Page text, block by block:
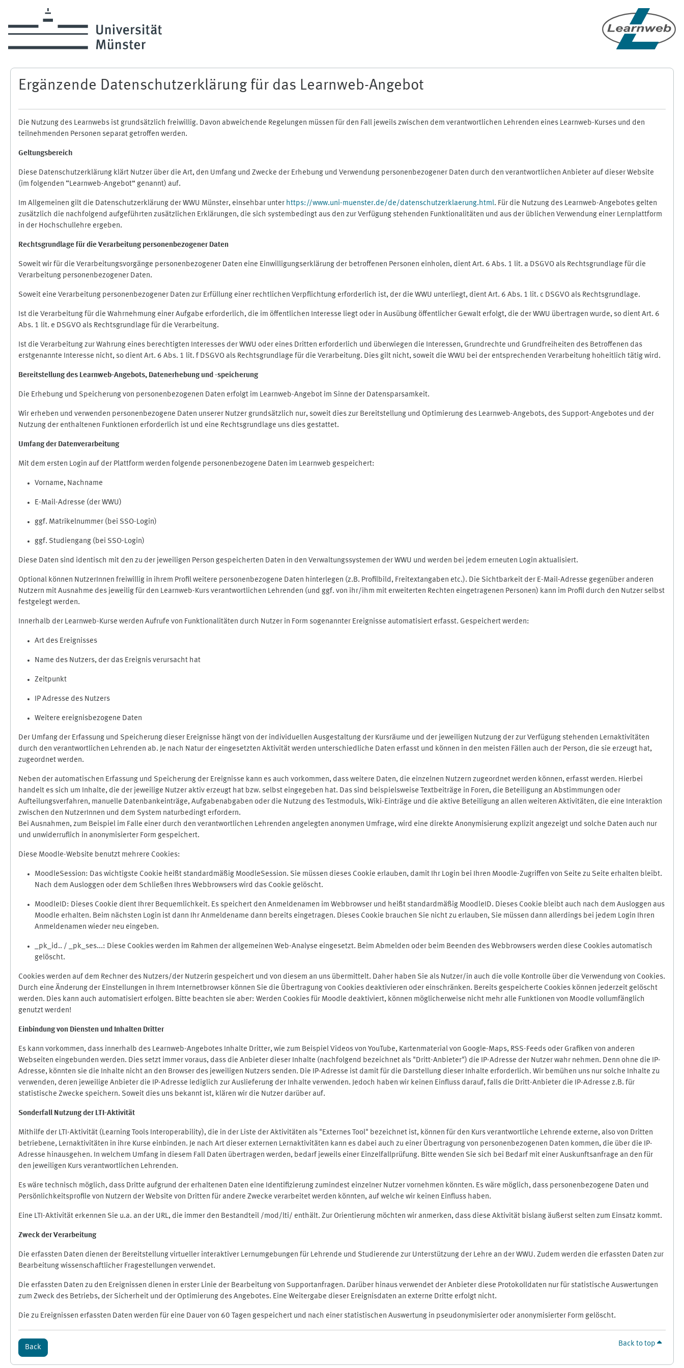
Ergänzende Datenschutzerklärung für das Learnweb-Angebot
Die Nutzung des Learnwebs ist grundsätzlich freiwillig. Davon abweichende Regelungen müssen für den Fall jeweils zwischen dem verantwortlichen Lehrenden eines Learnweb-Kurses und den
teilnehmenden Personen separat getroffen werden.
Geltungsbereich
Diese Datenschutzerklärung klärt Nutzer über die Art, den Umfang und Zwecke der Erhebung und Verwendung personenbezogener Daten durch den verantwortlichen Anbieter auf dieser Website
(im folgenden “Learnweb-Angebot” genannt) auf.
Im Allgemeinen gilt die Datenschutzerklärung der WWU Münster, einsehbar unter https://www.uni-muenster.de/de/datenschutzerklaerung.html. Für die Nutzung des Learnweb-Angebotes gelten
zusätzlich die nachfolgend aufgeführten zusätzlichen Erklärungen, die sich systembedingt aus den zur Verfügung stehenden Funktionalitäten und aus der üblichen Verwendung einer Lernplattform
in der Hochschullehre ergeben.
Rechtsgrundlage für die Verarbeitung personenbezogener Daten
Soweit wir für die Verarbeitungsvorgänge personenbezogener Daten eine Einwilligungserklärung der betroffenen Personen einholen, dient Art. 6 Abs. 1 lit. a DSGVO als Rechtsgrundlage für die
Verarbeitung personenbezogener Daten.
Soweit eine Verarbeitung personenbezogener Daten zur Erfüllung einer rechtlichen Verpflichtung erforderlich ist, der die WWU unterliegt, dient Art. 6 Abs. 1 lit. c DSGVO als Rechtsgrundlage.
Ist die Verarbeitung für die Wahrnehmung einer Aufgabe erforderlich, die im öffentlichen Interesse liegt oder in Ausübung öffentlicher Gewalt erfolgt, die der WWU übertragen wurde, so dient Art. 6
Abs. 1 lit. e DSGVO als Rechtsgrundlage für die Verarbeitung.
Ist die Verarbeitung zur Wahrung eines berechtigten Interesses der WWU oder eines Dritten erforderlich und überwiegen die Interessen, Grundrechte und Grundfreiheiten des Betroffenen das
erstgenannte Interesse nicht, so dient Art. 6 Abs. 1 lit. f DSGVO als Rechtsgrundlage für die Verarbeitung. Dies gilt nicht, soweit die WWU bei der entsprechenden Verarbeitung hoheitlich tätig wird.
Bereitstellung des Learnweb-Angebots, Datenerhebung und -speicherung
Die Erhebung und Speicherung von personenbezogenen Daten erfolgt im Learnweb-Angebot im Sinne der Datensparsamkeit.
Wir erheben und verwenden personenbezogene Daten unserer Nutzer grundsätzlich nur, soweit dies zur Bereitstellung und Optimierung des Learnweb-Angebots, des Support-Angebotes und der
Nutzung der enthaltenen Funktionen erforderlich ist und eine Rechtsgrundlage uns dies gestattet.
Umfang der Datenverarbeitung
Mit dem ersten Login auf der Plattform werden folgende personenbezogene Daten im Learnweb gespeichert:
Vorname, Nachname
E-Mail-Adresse (der WWU)
ggf. Matrikelnummer (bei SSO-Login)
ggf. Studiengang (bei SSO-Login)
Diese Daten sind identisch mit den zu der jeweiligen Person gespeicherten Daten in den Verwaltungssystemen der WWU und werden bei jedem erneuten Login aktualisiert.
Optional können NutzerInnen freiwillig in ihrem Profil weitere personenbezogene Daten hinterlegen (z.B. Profilbild, Freitextangaben etc.). Die Sichtbarkeit der E-Mail-Adresse gegenüber anderen
Nutzern mit Ausnahme des jeweilig für den Learnweb-Kurs verantwortlichen Lehrenden (und ggf. von ihr/ihm mit erweiterten Rechten eingetragenen Personen) kann im Profil durch den Nutzer selbst
festgelegt werden.
Innerhalb der Learnweb-Kurse werden Aufrufe von Funktionalitäten durch Nutzer in Form sogenannter Ereignisse automatisiert erfasst. Gespeichert werden:
Art des Ereignisses
Name des Nutzers, der das Ereignis verursacht hat
Zeitpunkt
IP Adresse des Nutzers
Weitere ereignisbezogene Daten
Der Umfang der Erfassung und Speicherung dieser Ereignisse hängt von der individuellen Ausgestaltung der Kursräume und der jeweiligen Nutzung der zur Verfügung stehenden Lernaktivitäten
durch den verantwortlichen Lehrenden ab. Je nach Natur der eingesetzten Aktivität werden unterschiedliche Daten erfasst und können in den meisten Fällen auch der Person, die sie erzeugt hat,
zugeordnet werden.
Neben der automatischen Erfassung und Speicherung der Ereignisse kann es auch vorkommen, dass weitere Daten, die einzelnen Nutzern zugeordnet werden können, erfasst werden. Hierbei
handelt es sich um Inhalte, die der jeweilige Nutzer aktiv erzeugt hat bzw. selbst eingegeben hat. Das sind beispielsweise Textbeiträge in Foren, die Beteiligung an Abstimmungen oder
Aufteilungsverfahren, manuelle Datenbankeinträge, Aufgabenabgaben oder die Nutzung des Testmoduls, Wiki-Einträge und die aktive Beteiligung an allen weiteren Aktivitäten, die eine Interaktion
zwischen den NutzerInnen und dem System naturbedingt erfordern.
Bei Ausnahmen, zum Beispiel im Falle einer durch den verantwortlichen Lehrenden angelegten anonymen Umfrage, wird eine direkte Anonymisierung explizit angezeigt und solche Daten auch nur
und unwiderruflich in anonymisierter Form gespeichert.
Diese Moodle-Website benutzt mehrere Cookies:
MoodleSession: Das wichtigste Cookie heißt standardmäßig MoodleSession. Sie müssen dieses Cookie erlauben, damit Ihr Login bei Ihren Moodle-Zugriffen von Seite zu Seite erhalten bleibt.
Nach dem Ausloggen oder dem Schließen Ihres Webbrowsers wird das Cookie gelöscht.
MoodleID: Dieses Cookie dient Ihrer Bequemlichkeit. Es speichert den Anmeldenamen im Webbrowser und heißt standardmäßig MoodleID. Dieses Cookie bleibt auch nach dem Ausloggen aus
Moodle erhalten. Beim nächsten Login ist dann Ihr Anmeldename dann bereits eingetragen. Dieses Cookie brauchen Sie nicht zu erlauben, Sie müssen dann allerdings bei jedem Login Ihren
Anmeldenamen wieder neu eingeben.
_pk_id.. / _pk_ses...: Diese Cookies werden im Rahmen der allgemeinen Web-Analyse eingesetzt. Beim Abmelden oder beim Beenden des Webbrowsers werden diese Cookies automatisch
gelöscht.
Cookies werden auf dem Rechner des Nutzers/der Nutzerin gespeichert und von diesem an uns übermittelt. Daher haben Sie als Nutzer/in auch die volle Kontrolle über die Verwendung von Cookies.
Durch eine Änderung der Einstellungen in Ihrem Internetbrowser können Sie die Übertragung von Cookies deaktivieren oder einschränken. Bereits gespeicherte Cookies können jederzeit gelöscht
werden. Dies kann auch automatisiert erfolgen. Bitte beachten sie aber: Werden Cookies für Moodle deaktiviert, können möglicherweise nicht mehr alle Funktionen von Moodle vollumfänglich
genutzt werden!
Einbindung von Diensten und Inhalten Dritter
Es kann vorkommen, dass innerhalb des Learnweb-Angebotes Inhalte Dritter, wie zum Beispiel Videos von YouTube, Kartenmaterial von Google-Maps, RSS-Feeds oder Grafiken von anderen
Webseiten eingebunden werden. Dies setzt immer voraus, dass die Anbieter dieser Inhalte (nachfolgend bezeichnet als "Dritt-Anbieter") die IP-Adresse der Nutzer wahr nehmen. Denn ohne die IP-
Adresse, könnten sie die Inhalte nicht an den Browser des jeweiligen Nutzers senden. Die IP-Adresse ist damit für die Darstellung dieser Inhalte erforderlich. Wir bemühen uns nur solche Inhalte zu
verwenden, deren jeweilige Anbieter die IP-Adresse lediglich zur Auslieferung der Inhalte verwenden. Jedoch haben wir keinen Einfluss darauf, falls die Dritt-Anbieter die IP-Adresse z.B. für
statistische Zwecke speichern. Soweit dies uns bekannt ist, klären wir die Nutzer darüber auf.
Sonderfall Nutzung der LTI-Aktivität
Mithilfe der LTI-Aktivität (Learning Tools Interoperability), die in der Liste der Aktivitäten als "Externes Tool" bezeichnet ist, können für den Kurs verantwortliche Lehrende externe, also von Dritten
betriebene, Lernaktivitäten in ihre Kurse einbinden. Je nach Art dieser externen Lernaktivitäten kann es dabei auch zu einer Übertragung von personenbezogenen Daten kommen, die über die IP-
Adresse hinausgehen. In welchem Umfang in diesem Fall Daten übertragen werden, bedarf jeweils einer Einzelfallprüfung. Bitte wenden Sie sich bei Bedarf mit einer Auskunftsanfrage an den für
den jeweiligen Kurs verantwortlichen Lehrenden.
Es wäre technisch möglich, dass Dritte aufgrund der erhaltenen Daten eine Identifizierung zumindest einzelner Nutzer vornehmen könnten. Es wäre möglich, dass personenbezogene Daten und
Persönlichkeitsprofile von Nutzern der Website von Dritten für andere Zwecke verarbeitet werden könnten, auf welche wir keinen Einfluss haben.
Eine LTI-Aktivität erkennen Sie u.a. an der URL, die immer den Bestandteil /mod/lti/ enthält. Zur Orientierung möchten wir anmerken, dass diese Aktivität bislang äußerst selten zum Einsatz kommt.
Zweck der Verarbeitung
Die erfassten Daten dienen der Bereitstellung virtueller interaktiver Lernumgebungen für Lehrende und Studierende zur Unterstützung der Lehre an der WWU. Zudem werden die erfassten Daten zur
Bearbeitung wissenschaftlicher Fragestellungen verwendet.
Die erfassten Daten zu den Ereignissen dienen in erster Linie der Bearbeitung von Supportanfragen. Darüber hinaus verwendet der Anbieter diese Protokolldaten nur für statistische Auswertungen
zum Zweck des Betriebs, der Sicherheit und der Optimierung des Angebotes. Eine Weitergabe dieser Ereignisdaten an externe Dritte erfolgt nicht.
Die zu Ereignissen erfassten Daten werden für eine Dauer von 60 Tagen gespeichert und nach einer statistischen Auswertung in pseudonymisierter oder anonymisierter Form gelöscht.
Back Back to top